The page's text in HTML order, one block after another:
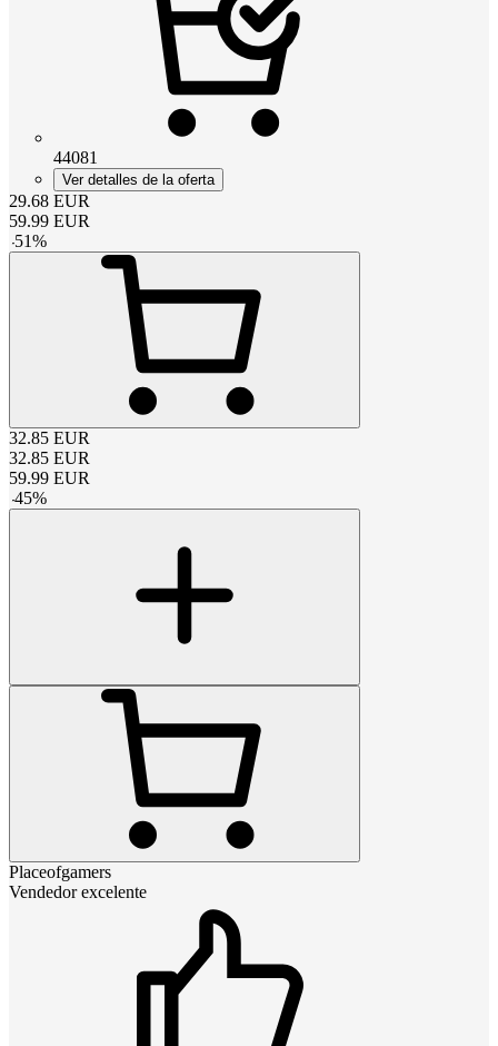
44081
Ver detalles de la oferta
29.68 EUR
59.99 EUR
-51%
32.85 EUR
32.85 EUR
59.99 EUR
-45%
Placeofgamers
Vendedor excelente